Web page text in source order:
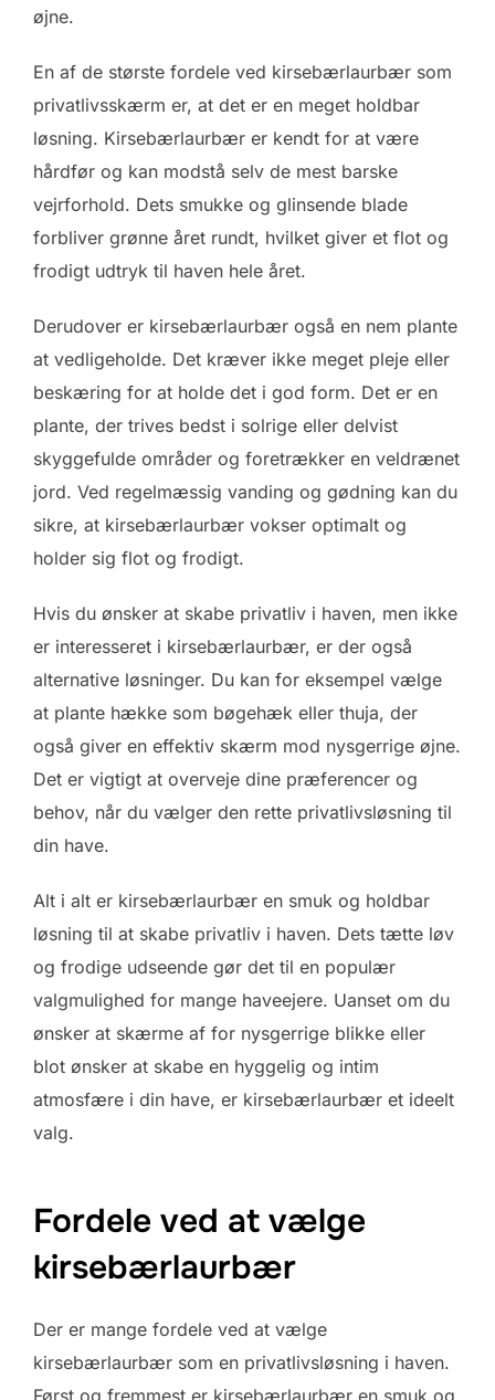
øjne.
En af de største fordele ved kirsebærlaurbær som
privatlivsskærm er, at det er en meget holdbar
løsning. Kirsebærlaurbær er kendt for at være
hårdfør og kan modstå selv de mest barske
vejrforhold. Dets smukke og glinsende blade
forbliver grønne året rundt, hvilket giver et flot og
frodigt udtryk til haven hele året.
Derudover er kirsebærlaurbær også en nem plante
at vedligeholde. Det kræver ikke meget pleje eller
beskæring for at holde det i god form. Det er en
plante, der trives bedst i solrige eller delvist
skyggefulde områder og foretrækker en veldrænet
jord. Ved regelmæssig vanding og gødning kan du
sikre, at kirsebærlaurbær vokser optimalt og
holder sig flot og frodigt.
Hvis du ønsker at skabe privatliv i haven, men ikke
er interesseret i kirsebærlaurbær, er der også
alternative løsninger. Du kan for eksempel vælge
at plante hække som bøgehæk eller thuja, der
også giver en effektiv skærm mod nysgerrige øjne.
Det er vigtigt at overveje dine præferencer og
behov, når du vælger den rette privatlivsløsning til
din have.
Alt i alt er kirsebærlaurbær en smuk og holdbar
løsning til at skabe privatliv i haven. Dets tætte løv
og frodige udseende gør det til en populær
valgmulighed for mange haveejere. Uanset om du
ønsker at skærme af for nysgerrige blikke eller
blot ønsker at skabe en hyggelig og intim
atmosfære i din have, er kirsebærlaurbær et ideelt
valg.
Fordele ved at vælge
kirsebærlaurbær
Der er mange fordele ved at vælge
kirsebærlaurbær som en privatlivsløsning i haven.
Først og fremmest er kirsebærlaurbær en smuk og